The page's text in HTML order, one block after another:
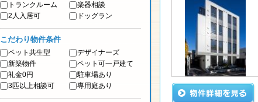
トランクルーム
楽器相談
2人入居可
ドッグラン
こだわり物件条件
ペット共生型
デザイナーズ
新築物件
ペット可一戸建て
礼金0円
駐車場あり
3匹以上相談可
専用庭あり